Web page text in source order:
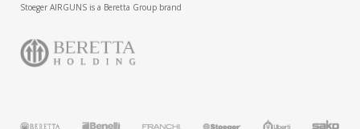
Stoeger AIRGUNS is a Beretta Group brand